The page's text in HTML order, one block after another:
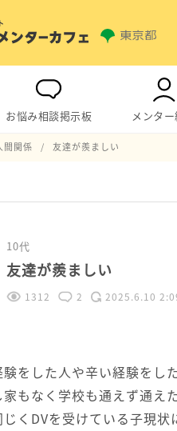
お悩み相談掲示板 メンタ
間関係 友達が羨ましい
10代
友達が羨ましい
1312 2 2025.6.10
をした人や辛い経験をし
家もなく学校も通えず通え
くDVを受けている子現